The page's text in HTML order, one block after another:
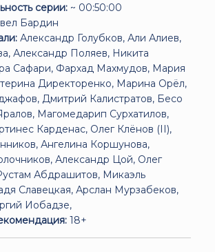
серии: ~ 00:50:00
Бардин
Александр Голубков, Али Алиев,
Александр Поляев, Никита
Сафари, Фархад Махмудов, Мария
Директоренко, Марина Орёл,
Дмитрий Калистратов, Бесо
Магомедарип Сурхатилов,
Карденас, Олег Клёнов (II),
Ангелина Коршунова,
Александр Цой, Олег
Абдрашитов, Микаэль
Славецкая, Арслан Мурзабеков,
Иобадзе,
18+